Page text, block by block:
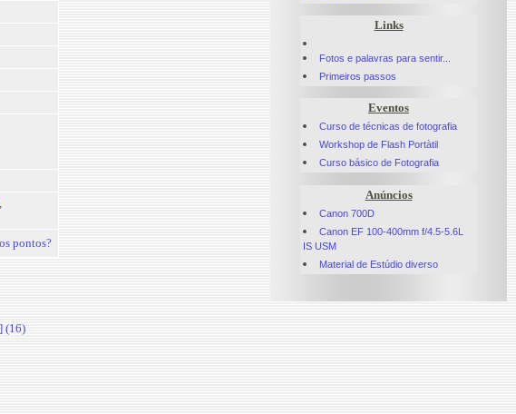
,
pontos?
] (16)
Links
Fotos e palavras para sentir...
Primeiros passos
Eventos
Curso de técnicas de fotografia
Workshop de Flash Portàtil
Curso básico de Fotografia
Anúncios
Canon 700D
Canon EF 100-400mm f/4.5-5.6L
IS USM
Material de Estúdio diverso